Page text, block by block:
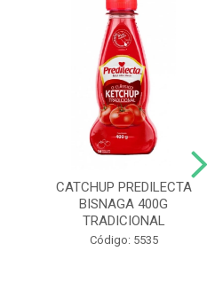
CATCHUP PREDILECTA
BISNAGA 400G
TRADICIONAL
Código: 5535